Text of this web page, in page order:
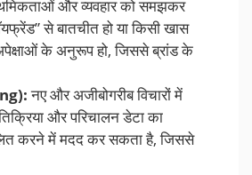
और व्यवहार को समझकर
से बातचीत हो या किसी खास
के अनुरूप हो, जिससे ब्रांड के
नए और अजीबोगरीब विचारों में
और परिचालन डेटा का
करने में मदद कर सकता है, जिससे